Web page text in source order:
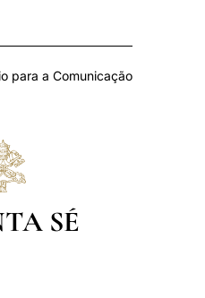
para a Comunicação
SÉ